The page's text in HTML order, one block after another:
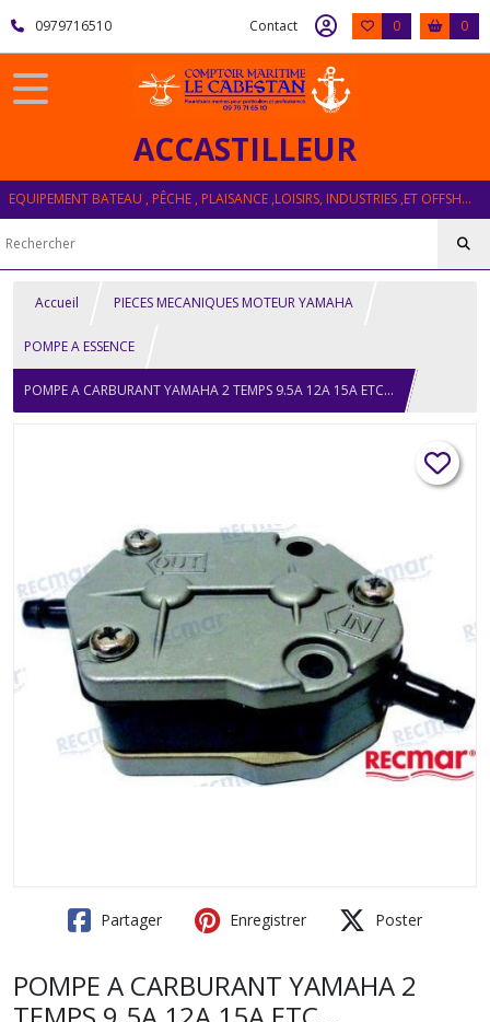
0979716510 Contact 0 0
ACCASTILLEUR
EQUIPEMENT BATEAU , PÊCHE , PLAISANCE ,LOISIRS, INDUSTRIES ,ET OFFSHORE
Accueil PIECES MECANIQUES MOTEUR YAMAHA
POMPE A ESSENCE
POMPE A CARBURANT YAMAHA 2 TEMPS 9.5A 12A 15A ETC...
Partager Enregistrer Poster
POMPE A CARBURANT YAMAHA 2